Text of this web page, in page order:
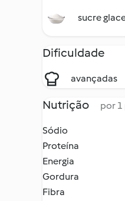
sucre
Dificuldade
avançadas
Nutrição por
Sódio
Proteína
Energia
Gordura
Fibra